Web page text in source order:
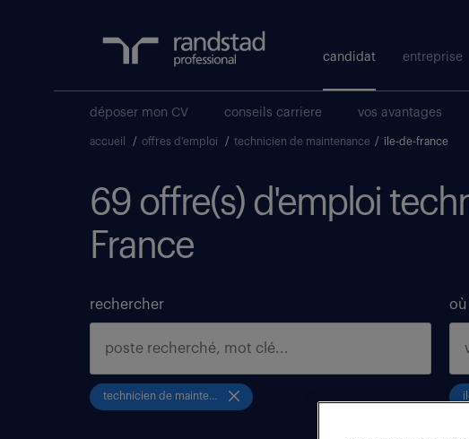
candidat entreprise
déposer mon CV conseils carriere vos avantages
accueil / offres d'emploi / technicien de maintenance / ile-de-france
69 offre(s) d'emploi
France
rechercher
technicien de maintenance
où